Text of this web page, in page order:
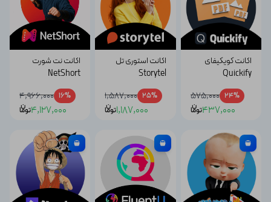
اکانت کویکیفای
Quickify
24%
575,000
437,000توما
ن
اکانت استوری تل
Storytel
25%
1,587,000
1,187,000توما
ن
اکانت نت شورت
NetShort
16%
4,966,000
4,127,000توما
ن